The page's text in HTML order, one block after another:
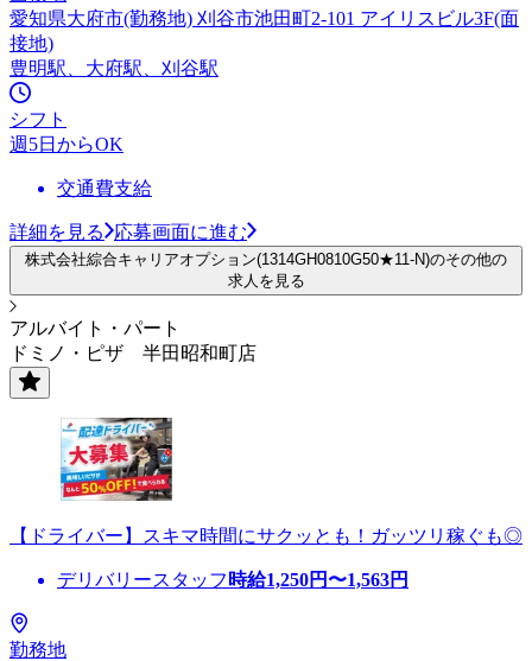
愛知県大府市(勤務地) 刈谷市池田町2-101 アイリスビル3F(面
接地)
豊明駅、大府駅、刈谷駅
シフト
週5日からOK
交通費支給
詳細を見る 応募画面に進む
株式会社綜合キャリアオプション(1314GH0810G50★11-N)のその他の
求人を見る
アルバイト・パート
ドミノ・ピザ 半田昭和町店
【ドライバー】スキマ時間にサクッとも！ガッツリ稼ぐも◎
デリバリースタッフ 時給1,250円〜1,563円
勤務地